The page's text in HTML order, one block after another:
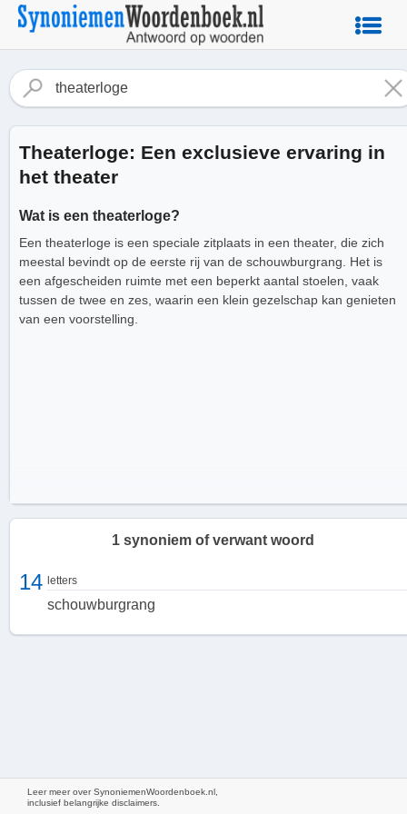
Theaterloge: Een exclusieve ervaring in
het theater
Wat is een theaterloge?
Een theaterloge is een speciale zitplaats in een theater, die zich
meestal bevindt op de eerste rij van de schouwburgrang. Het is
een afgescheiden ruimte met een beperkt aantal stoelen, vaak
tussen de twee en zes, waarin een klein gezelschap kan genieten
van een voorstelling.
Een theaterloge biedt verschillende voordelen ten opzichte van
1 synoniem of verwant woord
14 letters
schouwburgrang
Leer meer over SynoniemenWoordenboek.nl,
inclusief belangrijke disclaimers.